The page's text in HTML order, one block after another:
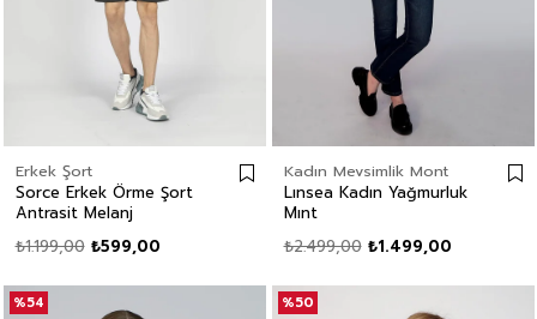
Erkek Şort
Sorce Erkek Örme Şort
Antrasit Melanj
₺599,00
₺1.199,00
Kadın Mevsimlik Mont
Lınsea Kadın Yağmurluk
Mınt
₺1.499,00
₺2.499,00
%54 %50